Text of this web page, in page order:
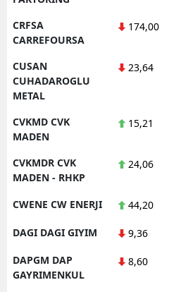
CRFSA
CARREFOURSA
174,00
CUSAN
CUHADAROGLU
METAL
23,64
CVKMD CVK
MADEN
15,21
CVKMDR CVK
MADEN - RHKP
24,06
CWENE CW ENERJI 44,20
DAGI DAGI GIYIM 9,36
DAPGM DAP
GAYRIMENKUL
8,60